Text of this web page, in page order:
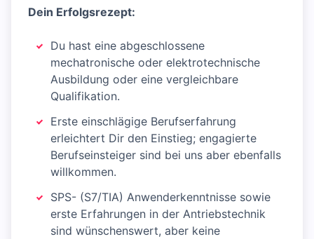
Dein Erfolgsrezept:
Du hast eine abgeschlossene
mechatronische oder elektrotechnische
Ausbildung oder eine vergleichbare
Qualifikation.
Erste einschlägige Berufserfahrung
erleichtert Dir den Einstieg; engagierte
Berufseinsteiger sind bei uns aber ebenfalls
willkommen.
SPS- (S7/TIA) Anwenderkenntnisse sowie
erste Erfahrungen in der Antriebstechnik
sind wünschenswert, aber keine